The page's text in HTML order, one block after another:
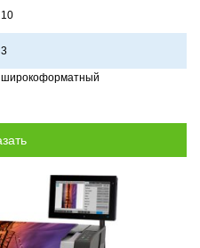
10
3
широкоформатный